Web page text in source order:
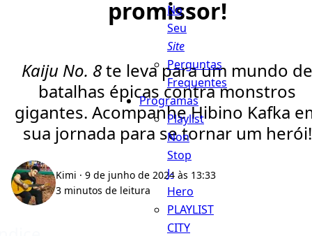
No
Seu
Site
Perguntas
Frequentes
Programas
Playlist
Non
Stop
J-
Hero
PLAYLIST
CITY
promissor!
Kaiju No. 8te leva para um mundo de
batalhas épicas contra monstros
gigantes. Acompanhe Hibino Kafka
sua jornada para se tornar um herói!
Kimi · 9 de junho de 2024 às 13:33
3 minutos de leitura